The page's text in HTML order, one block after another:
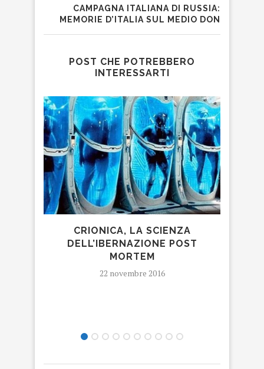
CAMPAGNA ITALIANA DI RUSSIA:
MEMORIE D’ITALIA SUL MEDIO DON
POST CHE POTREBBERO
INTERESSARTI
CRIONICA, LA SCIENZA
DELL’IBERNAZIONE POST
MORTEM
22 novembre 2016